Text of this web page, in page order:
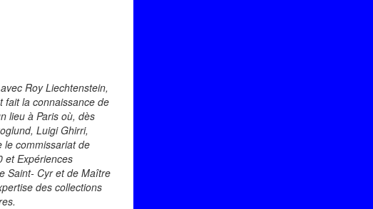
Roy Liechtenstein,
fait la connaissance de
lieu à Paris où, dès
Luigi Ghirri,
le commissariat de
et Expériences
Saint- Cyr et de Maître
des collections